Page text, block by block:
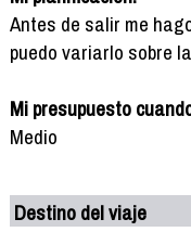
Antes de salir me
puedo variarlo sobre
Mi presupuesto
Medio
Destino del viaje